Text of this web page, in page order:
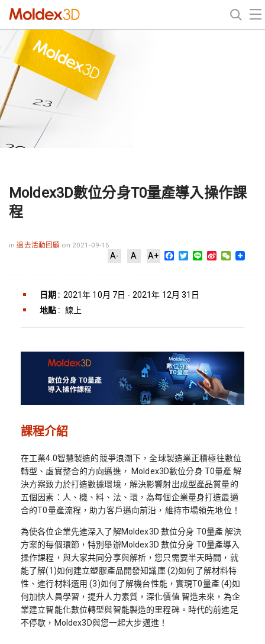
Moldex3D數位分身T0量產導入操作課
程
in過去活動回顧 on 2021-09-15
A- A A+ Facebook
Twitter
Line Sina WeChat
日期 : 2021年 10月 7日 - 2021年 12月 31日
地點 : 線上
課程介紹
在工業4.0智慧製造的競爭浪潮下，全球製造業正積極往數位
轉型、虛實整合的方向邁進， Moldex3D數位分身 T0量產 解
決方案致力於打造數據環境，解決影響射出成型產品質量的
五個因素：人、機、料、法、環，為每個企業量身打造最適
合的T0量產流程，助力客戶邁向前沿，維持市場領先地位！
為使各位企業先進深入了解Moldex3D 數位分身 T0量產 解決
方案的每個環節，特別舉辦Moldex3D 數位分身 T0量產導入
操作課程，與大家共同分享與解析，您只需要半天時間，就
能了解(1)如何建立塑膠產品開發知識庫 (2)如何了解材料特
性、進行材料選用 (3)如何了解機台性能，實現T0量產 (4)如
何加快人員學習，提升人力素質，深化價值 智造未來，為企
業建立智能化數位轉型與智能製造的里程碑。時代的前進足
不停歇，Moldex3D與您一起大步邁進！